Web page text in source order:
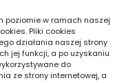
poziomie w ramach naszej
Pliki cookies
działania naszej strony
jej funkcji, a po uzyskaniu
do
ze strony internetowej, a